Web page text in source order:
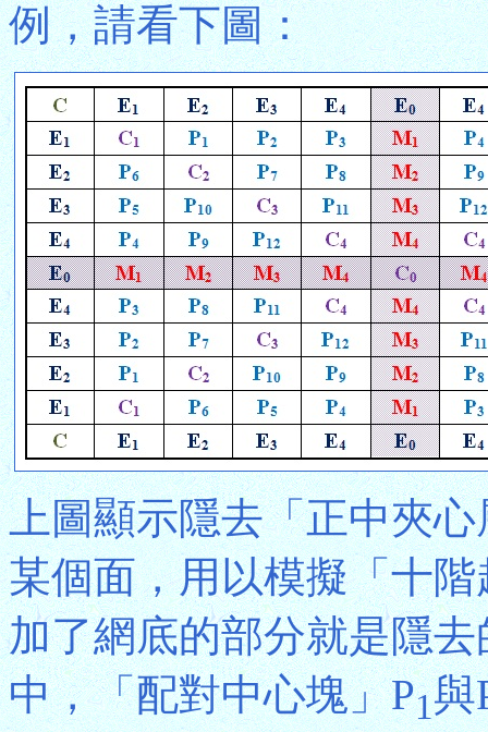
例，請看下圖：
上圖顯示隱去「正中夾
某個面，用以模擬「十
加了網底的部分就是隱
中，「配對中心塊」P1與